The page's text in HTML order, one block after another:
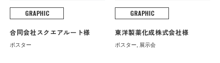
GRAPHIC
合同会社スクエアルート様
ポスター
GRAPHIC
東洋製薬化成株式会社様
ポスター, 展示会